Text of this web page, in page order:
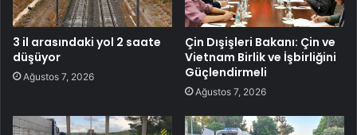
3 il arasındaki yol 2 saate
düşüyor
Ağustos 7, 2026
Çin Dışişleri Bakanı: Çin ve
Vietnam Birlik ve İşbirliğini
Güçlendirmeli
Ağustos 7, 2026